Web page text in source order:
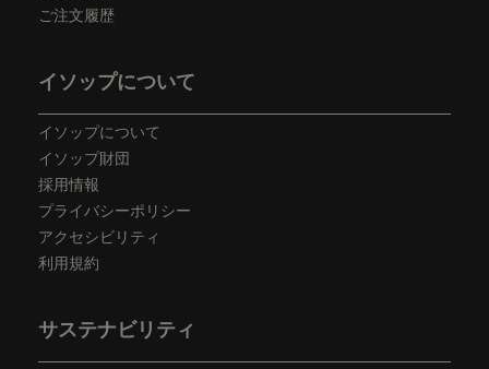
ご注文履歴
イソップについて
イソップについて
イソップ財団
採用情報
プライバシーポリシー
アクセシビリティ
利用規約
サステナビリティ